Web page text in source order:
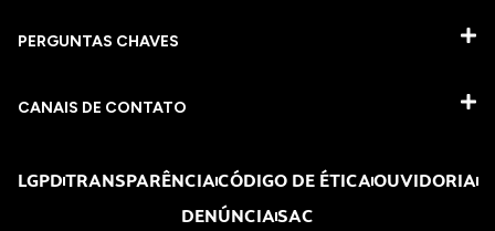
PERGUNTAS CHAVES​
CANAIS DE CONTATO
LGPDTRANSPARÊNCIACÓDIGO DE ÉTICAOUVIDORIA
DENÚNCIASAC